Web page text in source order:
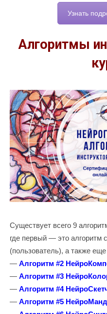
Узнать
Алгоритмы
Существует всего 9
где первый — это алгоритм
(пользователь), а также
— Алгоритм #2
— Алгоритм #3
— Алгоритм #4
— Алгоритм #5